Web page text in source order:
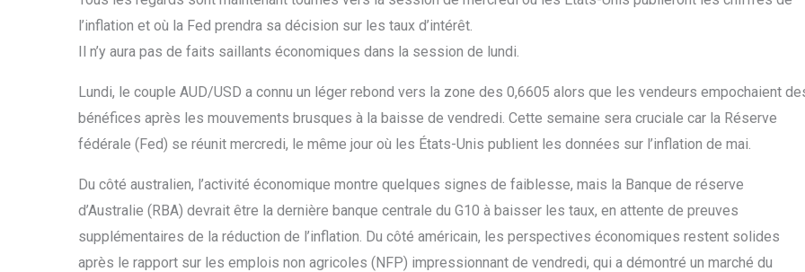
l’inflation et où la Fed prendra sa décision sur les taux d’intérêt.
Il n’y aura pas de faits saillants économiques dans la session de lundi.
Lundi, le couple AUD/USD a connu un léger rebond vers la zone des 0,6605 alors que les vendeurs empochaient
bénéfices après les mouvements brusques à la baisse de vendredi. Cette semaine sera cruciale car la Réserve
fédérale (Fed) se réunit mercredi, le même jour où les États-Unis publient les données sur l’inflation de mai.
Du côté australien, l’activité économique montre quelques signes de faiblesse, mais la Banque de réserve
d’Australie (RBA) devrait être la dernière banque centrale du G10 à baisser les taux, en attente de preuves
supplémentaires de la réduction de l’inflation. Du côté américain, les perspectives économiques restent solides
après le rapport sur les emplois non agricoles (NFP) impressionnant de vendredi, qui a démontré un marché du